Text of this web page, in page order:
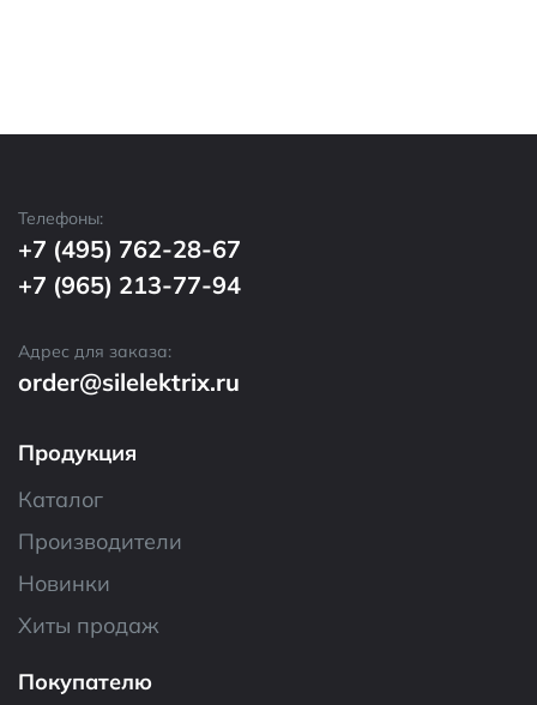
Телефоны:
+7 (495) 762-28-67
+7 (965) 213-77-94
Адрес для заказа:
order@silelektrix.ru
Продукция
Каталог
Производители
Новинки
Хиты продаж
Покупателю